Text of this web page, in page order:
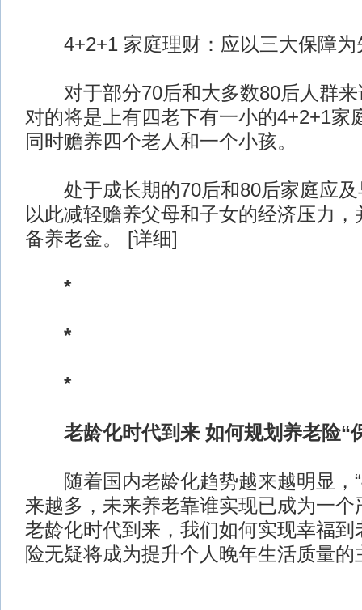
4+2+1 家庭理财：应以三大保障为
对于部分70后和大多数80后人群来
对的将是上有四老下有一小的4+2+1家
同时赡养四个老人和一个小孩。
处于成长期的70后和80后家庭应及
以此减轻赡养父母和子女的经济压力
备养老金。 [详细]
*
*
*
老龄化时代到来 如何规划养老险“
随着国内老龄化趋势越来越明显，
来越多，未来养老靠谁实现已成为一个
老龄化时代到来，我们如何实现幸福到
险无疑将成为提升个人晚年生活质量